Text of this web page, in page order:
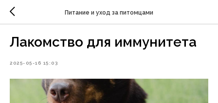
Питание и уход за питомцами
Лакомство для иммунитета
2025-05-16 15:03